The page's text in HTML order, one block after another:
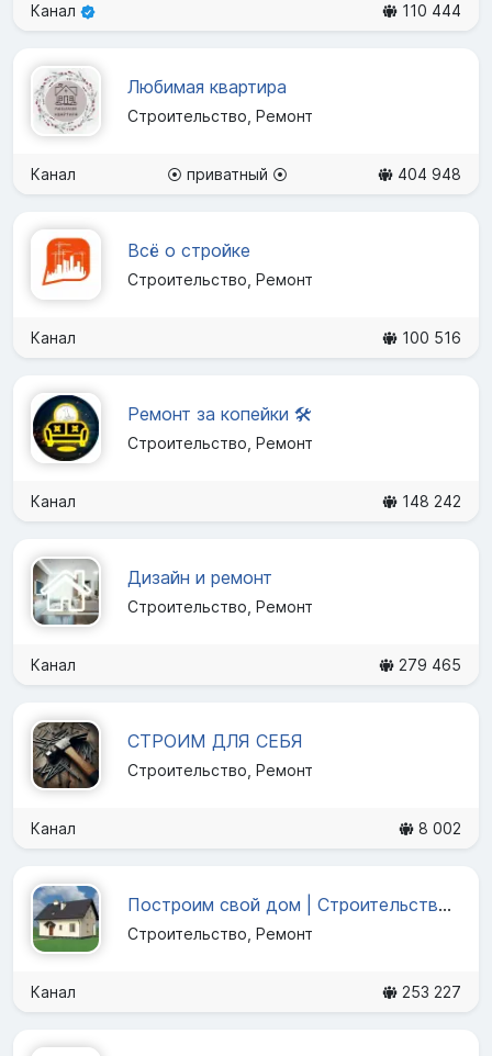
Канал 110 444
Любимая квартира
Строительство, Ремонт
Канал ⦿ приватный ⦿ 404 948
Всё о стройке
Строительство, Ремонт
Канал 100 516
Ремонт за копейки 🛠
Строительство, Ремонт
Канал 148 242
Дизайн и ремонт
Строительство, Ремонт
Канал 279 465
СТРОИМ ДЛЯ СЕБЯ
Строительство, Ремонт
Канал 8 002
Построим свой дом | Строительство своими руками
Строительство, Ремонт
Канал 253 227